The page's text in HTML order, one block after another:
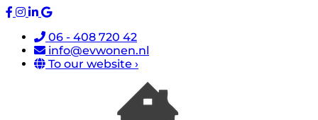
06 - 408 720 42
info@evwonen.nl
To our website ›